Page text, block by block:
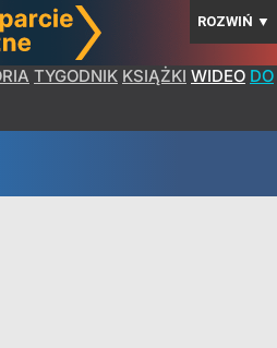
ROZWIŃ ▼
TYGODNIK KSIĄŻKI WIDEO DO